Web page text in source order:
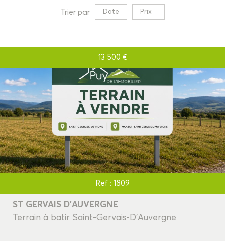
RECHERCHER
+ de critères +
Trier par Date Prix
13 500 €
Ref : 1809
ST GERVAIS D'AUVERGNE
Terrain à batir Saint-Gervais-D'Auvergne